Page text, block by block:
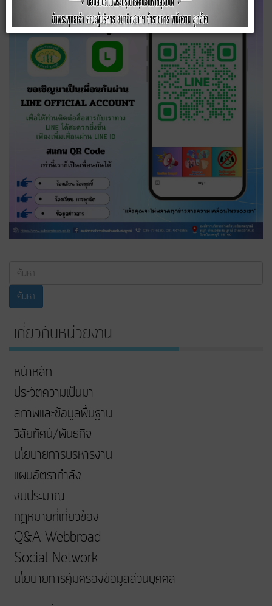
ค้นหา...
ค้นหา
เกี่ยวกับหน่วยงาน
หน้าหลัก
ประวัติความเป็นมา
สภาพและข้อมูลพื้นฐาน
วิสัยทัศน์/พันธกิจ
นโยบายการบริหารงาน
แผนอัตรากำลัง
งบประมาณ
กฎหมายที่เกี่ยวข้อง
Q&A Webbroad
Social Network
นโยบายการคุ้มครองข้อมูลส่วนบุคคล